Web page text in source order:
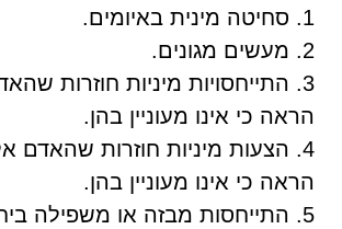
1. סחיטה מינית באיומים.
2. מעשים מגונים.
3. התייחסויות מיניות חוזרות
הראה כי אינו מעוניין בהן.
4. הצעות מיניות חוזרות שהאדם
הראה כי אינו מעוניין בהן.
5. התייחסות מבזה או משפילה